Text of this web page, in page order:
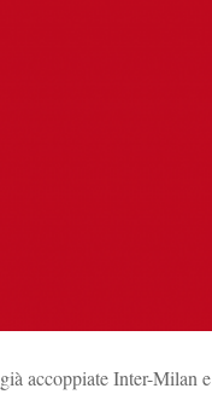
accoppiate Inter-Milan e